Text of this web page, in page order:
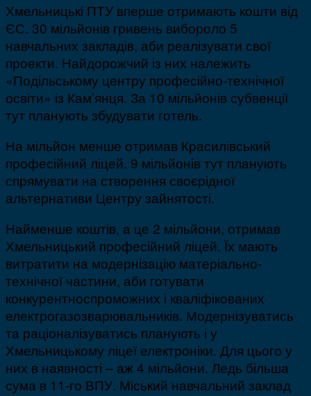
Хмельницькі ПТУ вперше отримають кошти від
ЄС. 30 мільйонів гривень вибороло 5
навчальних закладів, аби реалізувати свої
проекти. Найдорожчий із них належить
«Подільському центру професійно-технічної
освіти» із Кам’янця. За 10 мільйонів субвенції
тут планують збудувати готель.
На мільйон менше отримав Красилівський
професійний ліцей. 9 мільйонів тут планують
спрямувати на створення своєрідної
альтернативи Центру зайнятості.
Найменше коштів, а це 2 мільйони, отримав
Хмельницький професійний ліцей. Їх мають
витратити на модернізацію матеріально-
технічної частини, аби готувати
конкурентноспроможних і кваліфікованих
електрогазозварювальників. Модернізуватись
та раціоналізуватись планують і у
Хмельницькому ліцеї електроніки. Для цього у
них в наявності – аж 4 мільйони. Ледь більша
сума в 11-го ВПУ. Міський навчальний заклад